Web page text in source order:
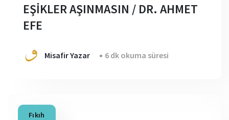
EŞİKLER AŞINMASIN / DR. AHMET
EFE
Misafir Yazar 6 dk okuma süresi
Fıkıh